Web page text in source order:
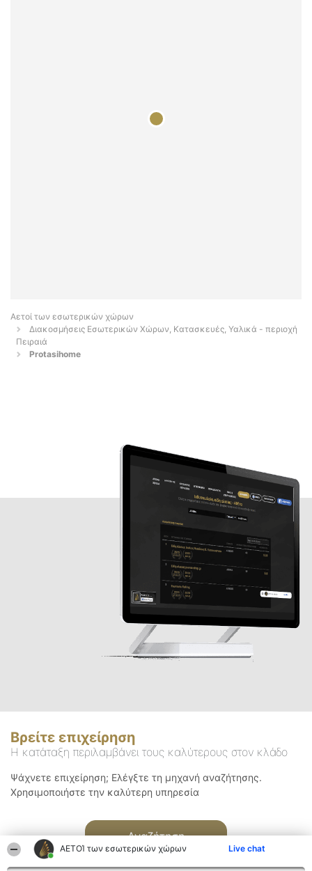
ΑΕΤΟΊ των εσωτερικών χώρων Live chat
Αετοί των εσωτερικών χώρων
Διακοσμήσεις Εσωτερικών Χώρων, Κατασκευές, Υαλικά - περιοχή
Πειραιά
Protasihome
Βρείτε επιχείρηση
Η κατάταξη περιλαμβάνει τους καλύτερους στον κλάδο
Ψάχνετε επιχείρηση; Ελέγξτε τη μηχανή αναζήτησης.
Χρησιμοποιήστε την καλύτερη υπηρεσία
Αναζήτηση